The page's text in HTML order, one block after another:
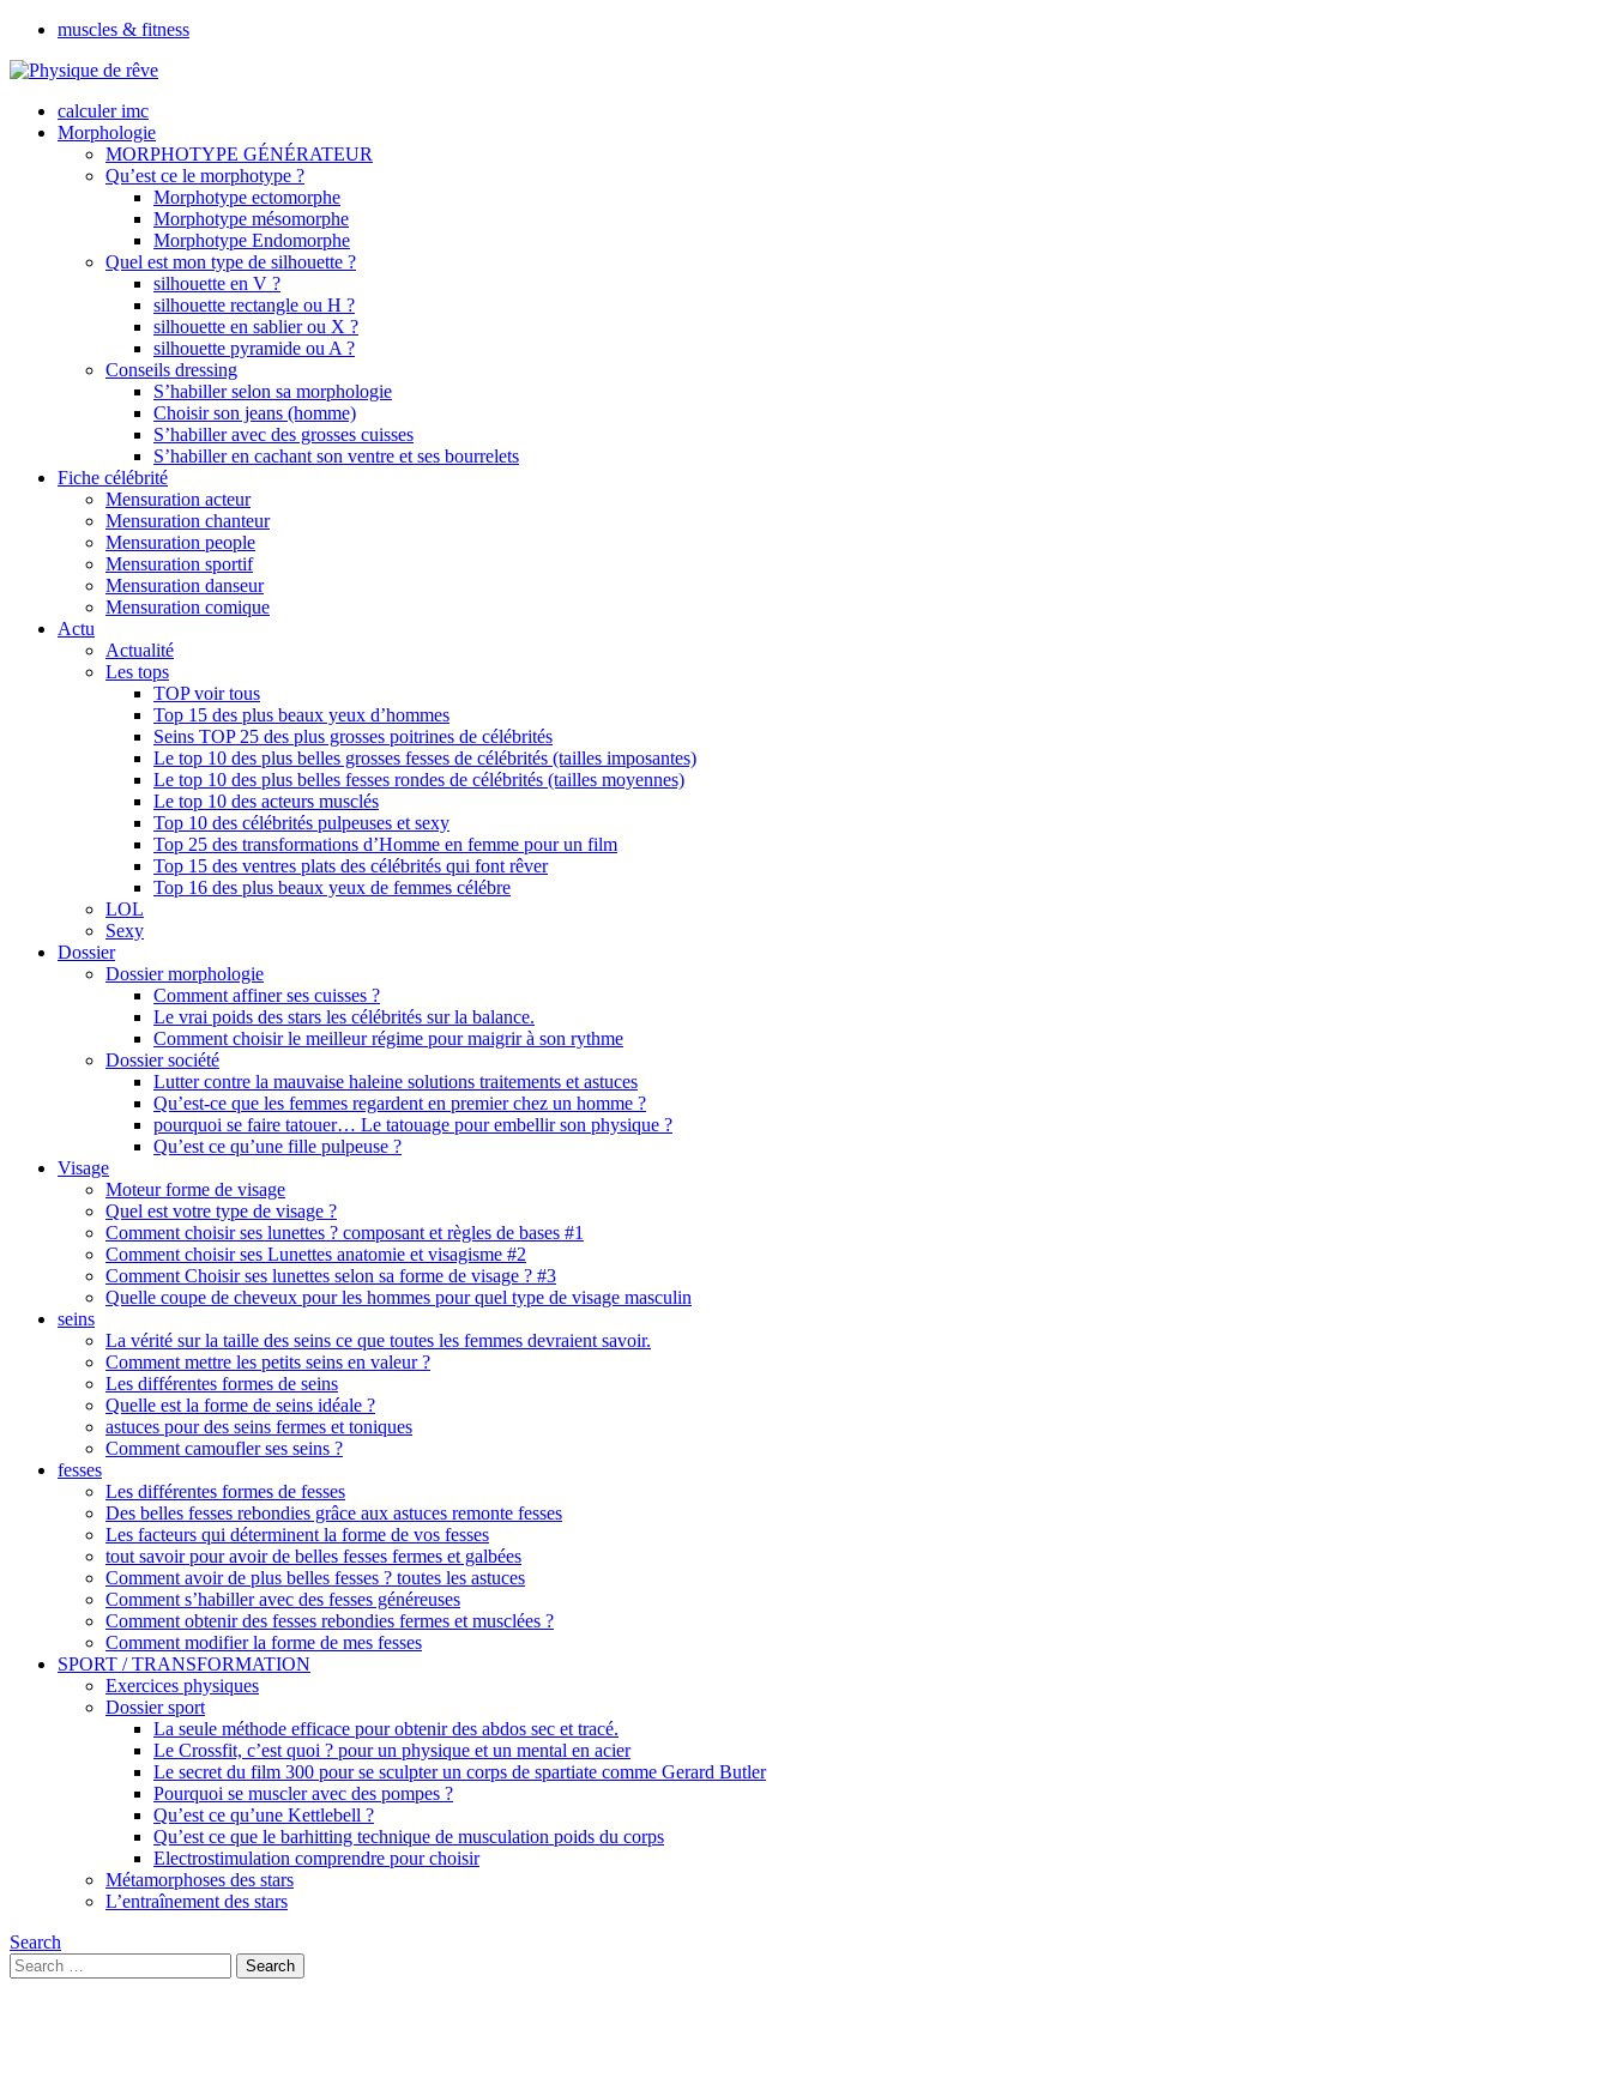
muscles & fitness
calculer imc
Morphologie
MORPHOTYPE GÉNÉRATEUR
Qu’est ce le morphotype ?
Morphotype ectomorphe
Morphotype mésomorphe
Morphotype Endomorphe
Quel est mon type de silhouette ?
silhouette en V ?
silhouette rectangle ou H ?
silhouette en sablier ou X ?
silhouette pyramide ou A ?
Conseils dressing
S’habiller selon sa morphologie
Choisir son jeans (homme)
S’habiller avec des grosses cuisses
S’habiller en cachant son ventre et ses bourrelets
Fiche célébrité
Mensuration acteur
Mensuration chanteur
Mensuration people
Mensuration sportif
Mensuration danseur
Mensuration comique
Actu
Actualité
Les tops
TOP voir tous
Top 15 des plus beaux yeux d’hommes
Seins TOP 25 des plus grosses poitrines de célébrités
Le top 10 des plus belles grosses fesses de célébrités (tailles imposantes)
Le top 10 des plus belles fesses rondes de célébrités (tailles moyennes)
Le top 10 des acteurs musclés
Top 10 des célébrités pulpeuses et sexy
Top 25 des transformations d’Homme en femme pour un film
Top 15 des ventres plats des célébrités qui font rêver
Top 16 des plus beaux yeux de femmes célébre
LOL
Sexy
Dossier
Dossier morphologie
Comment affiner ses cuisses ?
Le vrai poids des stars les célébrités sur la balance.
Comment choisir le meilleur régime pour maigrir à son rythme
Dossier société
Lutter contre la mauvaise haleine solutions traitements et astuces
Qu’est-ce que les femmes regardent en premier chez un homme ?
pourquoi se faire tatouer… Le tatouage pour embellir son physique ?
Qu’est ce qu’une fille pulpeuse ?
Visage
Moteur forme de visage
Quel est votre type de visage ?
Comment choisir ses lunettes ? composant et règles de bases #1
Comment choisir ses Lunettes anatomie et visagisme #2
Comment Choisir ses lunettes selon sa forme de visage ? #3
Quelle coupe de cheveux pour les hommes pour quel type de visage masculin
seins
La vérité sur la taille des seins ce que toutes les femmes devraient savoir.
Comment mettre les petits seins en valeur ?
Les différentes formes de seins
Quelle est la forme de seins idéale ?
astuces pour des seins fermes et toniques
Comment camoufler ses seins ?
fesses
Les différentes formes de fesses
Des belles fesses rebondies grâce aux astuces remonte fesses
Les facteurs qui déterminent la forme de vos fesses
tout savoir pour avoir de belles fesses fermes et galbées
Comment avoir de plus belles fesses ? toutes les astuces
Comment s’habiller avec des fesses généreuses
Comment obtenir des fesses rebondies fermes et musclées ?
Comment modifier la forme de mes fesses
SPORT / TRANSFORMATION
Exercices physiques
Dossier sport
La seule méthode efficace pour obtenir des abdos sec et tracé.
Le Crossfit, c’est quoi ? pour un physique et un mental en acier
Le secret du film 300 pour se sculpter un corps de spartiate comme Gerard Butler
Pourquoi se muscler avec des pompes ?
Qu’est ce qu’une Kettlebell ?
Qu’est ce que le barhitting technique de musculation poids du corps
Electrostimulation comprendre pour choisir
Métamorphoses des stars
L’entraînement des stars
Search
Search
for:
Search